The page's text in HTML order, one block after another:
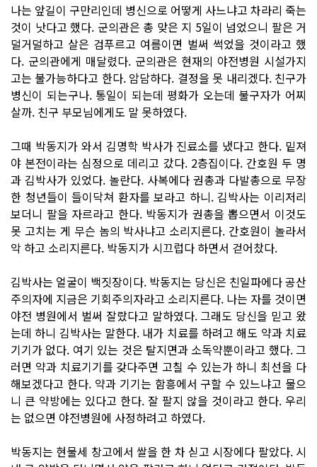
나는 앞길이 구만리인데 병신으로 어떻게 사느냐고 차라리 죽는
것이 낫다고 했다. 군의관은 총 맞은 지 5일이 넘었으니 팔은 거
덜거덜하고 살은 검푸르고 여름이면 벌써 썩었을 것이라고 했
다. 군의관에게 매달렸다. 군의관은 현재의 야전병원 시설가지
고는 불가능하다고 한다. 암담하다. 결정을 못 내리겠다. 친구가
병신이 되는구나. 통일이 되는데 평화가 오는데 불구자가 어찌
살까. 친구 부모님에게도 말 못하였다.
그때 박동지가 와서 김명학 박사가 진료소를 냈다고 한다. 밑져
야 본전이라는 심정으로 데리고 갔다. 2층집이다. 간호원 두 명
과 김박사가 있었다. 놀란다. 사복에다 권총과 다발총으로 무장
한 청년들이 들이닥쳐 환자를 보라고 하니. 김박사는 이리저리
보더니 팔을 자르라고 한다. 박동지가 권총을 뽑으면서 이것도
못 고치는 게 무슨 놈의 박사냐고 소리지른다. 간호원이 놀라서
악 하고 소리지른다. 박동지가 시끄럽다 하면서 걷어찼다.
김박사는 얼굴이 백짓장이다. 박동지는 당신은 친일파에다 공산
주의자에 지금은 기회주의자라고 소리지른다. 나는 자를 것이면
야전 병원에서 벌써 잘랐다고 말하였다. 그래도 당신을 믿고 왔
는데 하니 김박사는 말한다. 내가 치료를 하려고 해도 약과 치료
기기가 없다. 여기 있는 것은 탈지면과 소독약뿐이라고 했다. 그
러면 약과 치료기기를 갖다주면 고칠 수 있는가 하니 최선을 다
해보겠다고 한다. 약과 기기는 함흥에서 구할 수 있느냐고 물으
니 큰 약방에는 있다고 한다. 잘 팔지 않을 것이라고 한다. 우리
는 없으면 야전병원에 사정하려고 하였다.
박동지는 현물세 창고에서 쌀을 한 차 싣고 시장에다 팔았다. 시